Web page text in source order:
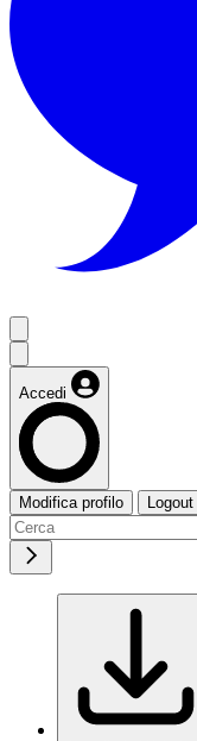
Accedi
Modifica profilo Logout